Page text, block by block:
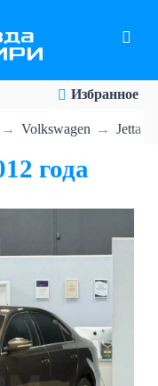
Избранное
Volkswagen Jetta
года